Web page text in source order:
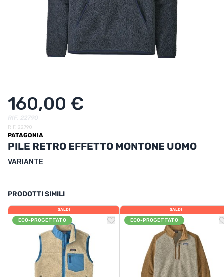
I MIEI PREFERITI
IL BLOG DEI TONTONS
CONTATTO
160,00 €
RIF. 22790
RIF. 22790
PATAGONIA
PILE RETRO EFFETTO MONTONE UOMO
VARIANTE
PRODOTTI SIMILI
SALDI
ECO-PROGETTATO
SALDI
ECO-PROGETTATO